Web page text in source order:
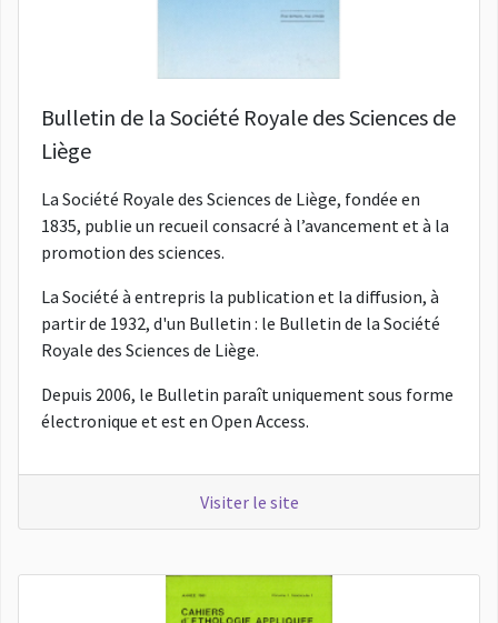
Bulletin de la Société Royale des Sciences de
Liège
La Société Royale des Sciences de Liège, fondée en
1835, publie un recueil consacré à l’avancement et à la
promotion des sciences.
La Société à entrepris la publication et la diffusion, à
partir de 1932, d'un Bulletin : le Bulletin de la Société
Royale des Sciences de Liège.
Depuis 2006, le Bulletin paraît uniquement sous forme
électronique et est en Open Access.
Visiter le site